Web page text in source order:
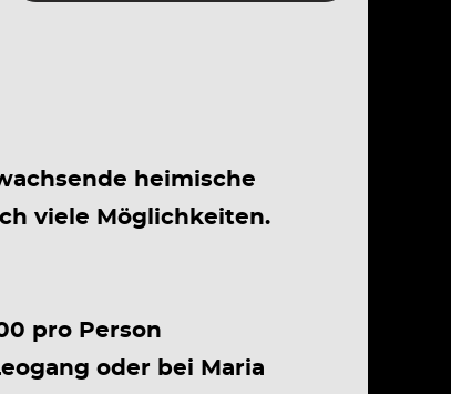
heimische
viele Möglichkeiten.
pro Person
oder bei Maria